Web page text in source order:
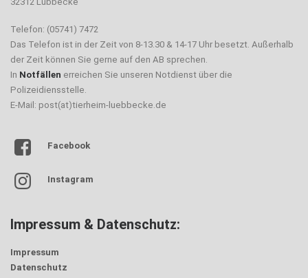
Telefon: (05741) 7472
Das Telefon ist in der Zeit von 8-13.30 & 14-17 Uhr besetzt. Außerhalb
der Zeit können Sie gerne auf den AB sprechen.
In Notfällen erreichen Sie unseren Notdienst über die
Polizeidiensstelle.
E-Mail: post(at)tierheim-luebbecke.de
Facebook
Instagram
Impressum & Datenschutz:
Impressum
Datenschutz